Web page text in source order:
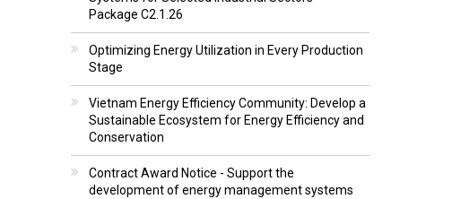
Package C2.1.26
Optimizing Energy Utilization in Every Production
Stage
Vietnam Energy Efficiency Community: Develop a
Sustainable Ecosystem for Energy Efficiency and
Conservation
Contract Award Notice - Support the
development of energy management systems